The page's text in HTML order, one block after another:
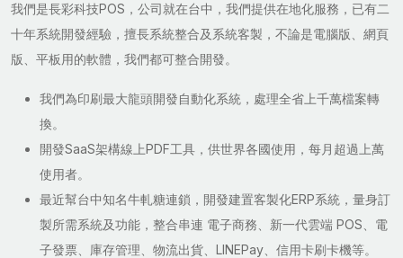
我們是長彩科技POS，公司就在台中，我們提供在地化服務，已有二
十年系統開發經驗，擅長系統整合及系統客製，不論是電腦版、網頁
版、平板用的軟體，我們都可整合開發。
我們為印刷最大龍頭開發自動化系統，處理全省上千萬檔案轉
換。
開發SaaS架構線上PDF工具，供世界各國使用，每月超過上萬
使用者。
最近幫台中知名牛軋糖連鎖，開發建置客製化ERP系統，量身訂
製所需系統及功能，整合串連 電子商務、新一代雲端 POS、電
子發票、庫存管理、物流出貨、LINEPay、信用卡刷卡機等。